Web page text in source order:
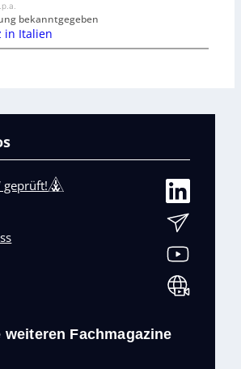
bekanntgegeben
in Italien
geprüft!
weiteren Fachmagazine